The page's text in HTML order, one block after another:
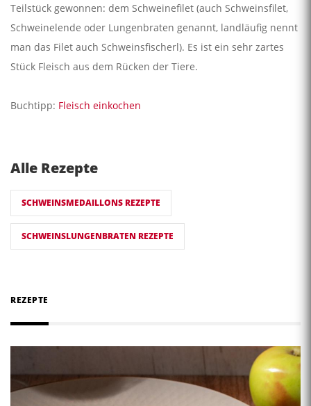
Teilstück gewonnen: dem Schweinefilet (auch Schweinsfilet,
Schweinelende oder Lungenbraten genannt, landläufig nennt
man das Filet auch Schweinsfischerl). Es ist ein sehr zartes
Stück Fleisch aus dem Rücken der Tiere.
Buchtipp: Fleisch einkochen
Alle Rezepte
SCHWEINSMEDAILLONS REZEPTE
SCHWEINSLUNGENBRATEN REZEPTE
REZEPTE